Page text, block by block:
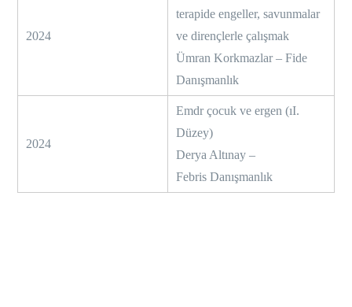
2024
terapide engeller, savunmalar
ve dirençlerle çalışmak
Ümran Korkmazlar – Fide
Danışmanlık
2024
Emdr çocuk ve ergen (ıI.
Düzey)
Derya Altınay –
Febris Danışmanlık